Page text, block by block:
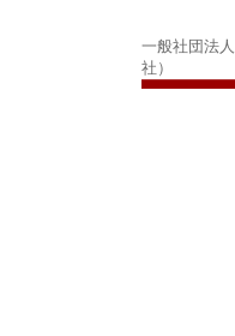
一般社団法
社）